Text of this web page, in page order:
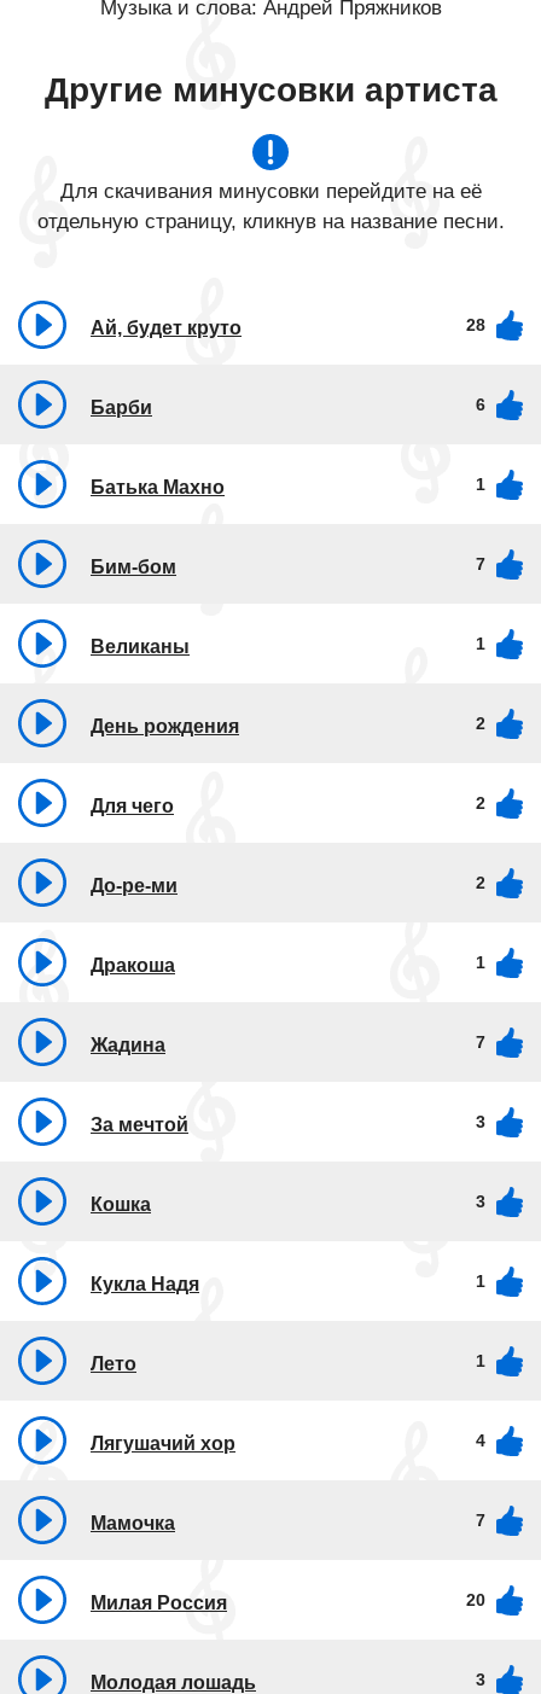
Музыка и слова: Андрей Пряжников
Другие минусовки артиста
Для скачивания минусовки перейдите на её
отдельную страницу, кликнув на название песни.
Ай, будет круто 28
Барби 6
Батька Махно 1
Бим-бом 7
Великаны 1
День рождения 2
Для чего 2
До-ре-ми 2
Дракоша 1
Жадина 7
За мечтой 3
Кошка 3
Кукла Надя 1
Лето 1
Лягушачий хор 4
Мамочка 7
Милая Россия 20
Молодая лошадь 3